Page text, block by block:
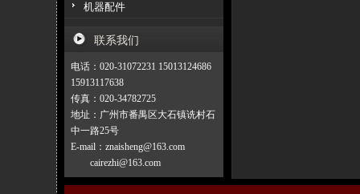
机器配件
联系我们
电话：020-31072231 15013124686
15913117638
传真：020-34782725
地址：广州市番禺区大石镇诜村石
中一路25号
E-mail：znaisheng@163.com
cairezhi@163.com